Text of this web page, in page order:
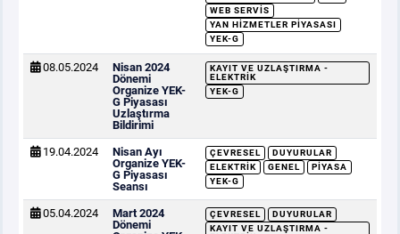
WEB SERVIS
YAN HIZMETLER PIYASASI
YEK-G
08.05.2024
Nisan 2024
Dönemi
Organize YEK-
G Piyasası
Uzlaştırma
Bildirimi
KAYIT VE UZLAŞTIRMA -
ELEKTRIK
YEK-G
19.04.2024
Nisan Ayı
Organize YEK-
G Piyasası
Seansı
ÇEVRESEL
DUYURULAR
ELEKTRIK
GENEL
PIYASA
YEK-G
05.04.2024
Mart 2024
Dönemi
ÇEVRESEL
DUYURULAR
KAYIT VE UZLAŞTIRMA -